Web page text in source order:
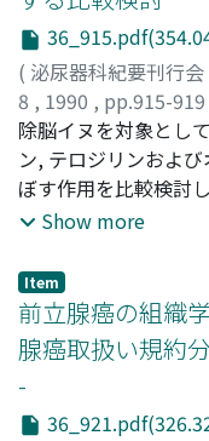
( 泌尿器科紀要刊行会
8 , 1990 , pp.915-919
土田, 正義;西沢, 理;
Nishizawa, Osamu;
除脳イヌを対象とし
ン, テロジリンおよ
ぼす作用を比較検討
させたが, 有効膀胱容
はむしろ減少させた.
ロピベリンは, 頻尿
り有用性が期待され
Show more
Item
前立腺癌の組織
腺癌取扱い規約
-